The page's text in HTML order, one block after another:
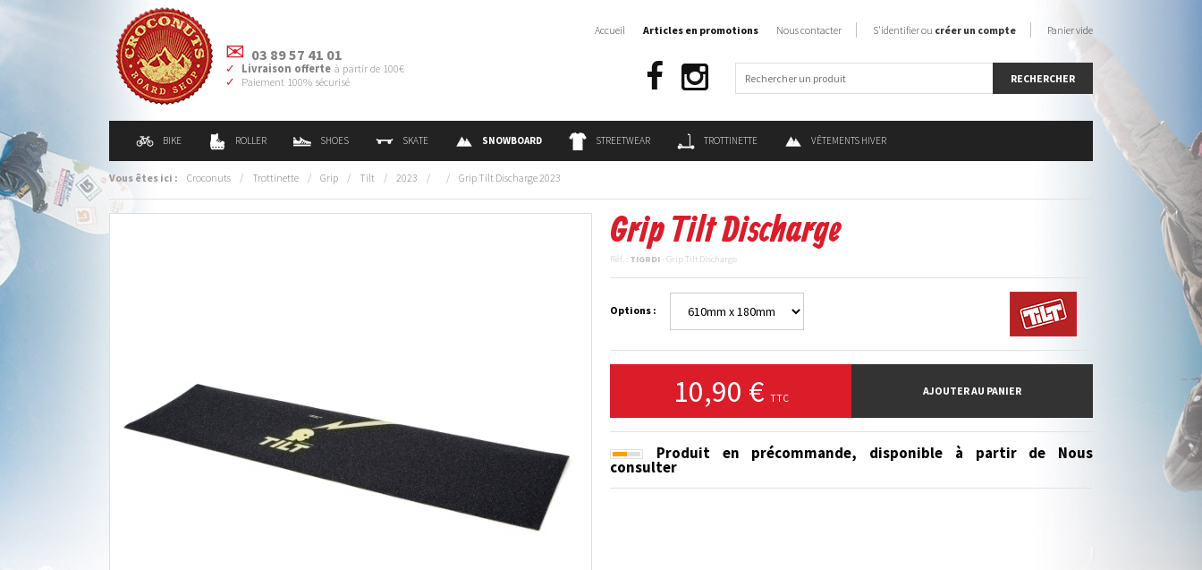
03 89 57 41 01
Livraison offerte à partir de 100€
Paiement 100% sécurisé
BIKE ROLLER SHOES SKATE SNOWBOARD STREETWEAR TROTTINETTE VÊTEMENTS HIVER
Accueil Articles en promotions Nous contacter S'identifier ou créer un compte Panier vide
Vous êtes ici : Croconuts / Trottinette / Grip / Tilt / 2023 / / Grip Tilt Discharge 2023
Grip Tilt Discharge
Réf. : TIGRDI - Grip Tilt Discharge
Options :
10,90 € TTC
AJOUTER AU PANIER
Produit en précommande, disponible à partir de Nous
consulter